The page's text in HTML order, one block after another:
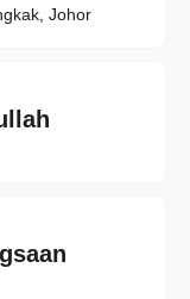
Johor